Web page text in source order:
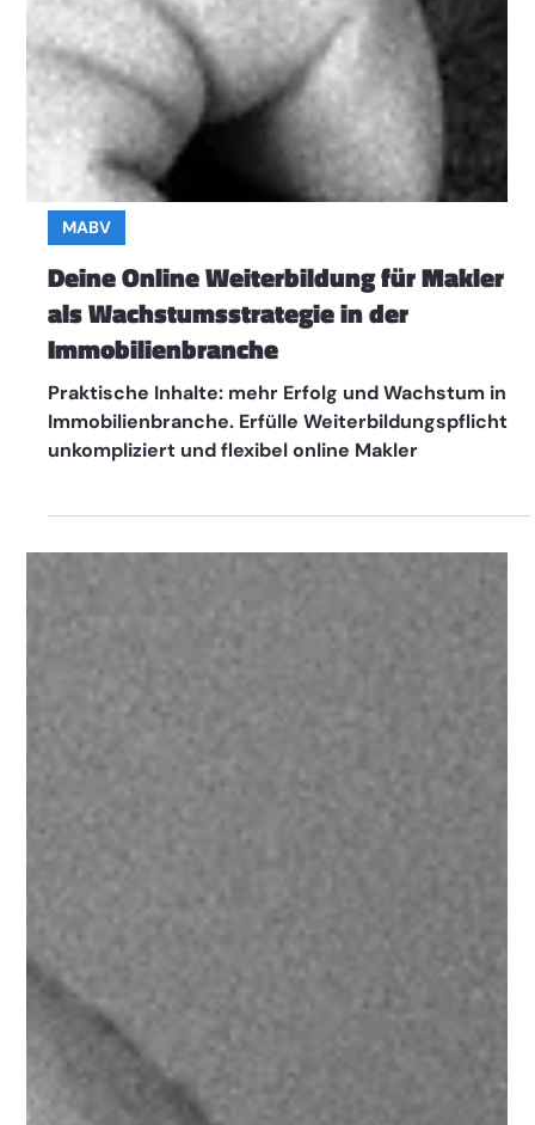
Deine Online Weiterbildung für Makler
als Wachstumsstrategie in der
Immobilienbranche
Praktische Inhalte: mehr Erfolg und Wachstum in
Immobilienbranche. Erfülle Weiterbildungspflicht
unkompliziert und flexibel online Makler